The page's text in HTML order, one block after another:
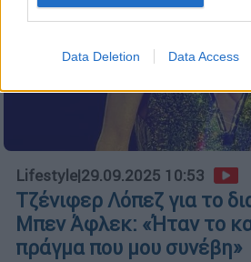
Data Deletion Data Access
Lifestyle|29.09.2025 10:53
Τζένιφερ Λόπεζ για το
Μπεν Άφλεκ: «Ήταν το
πράγμα που μου συνέβη»